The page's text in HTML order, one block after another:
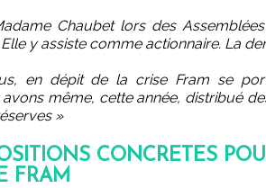
Chaubet lors des
y assiste comme actionnaire. La
en dépit de la crise Fram se
même, cette année, distribué
»
CONCRETES
FRAM